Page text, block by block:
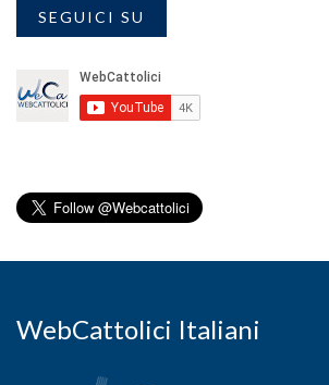
SEGUICI SU
WebCattolici Italiani